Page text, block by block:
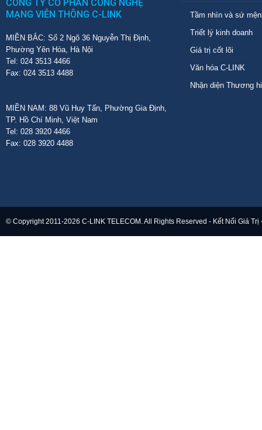
CÔNG TY CỔ PHẦN CÔNG NGHỆ
MẠNG VIỄN THÔNG C-LINK
MIỀN BẮC: Số 2 Ngõ 36 Nguyễn Thị Định,
Phường Yên Hòa, Hà Nội
Tel: 024 3513 4466
Fax: 024 3513 4488
MIỀN NAM: 88 Vũ Huy Tấn, Phường Gia Định,
TP. Hồ Chí Minh, Việt Nam
Tel: 028 3920 4466
Fax: 028 3920 4488
Tầm nhìn và sứ
Triết lý kinh doanh
Giá trị cốt lõi
Văn hóa C-LINK
Nhận diện Thương
© Copyright 2011-2026 C-LINK TELECOM. All Rights Reserved - Kết Nối Giá